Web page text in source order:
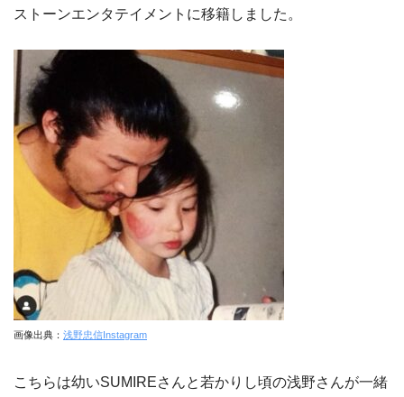
ストーンエンタテイメントに移籍しました。
画像出典： 浅野忠信Instagram
こちらは幼いSUMIREさんと若かりし頃の浅野さんが一緒